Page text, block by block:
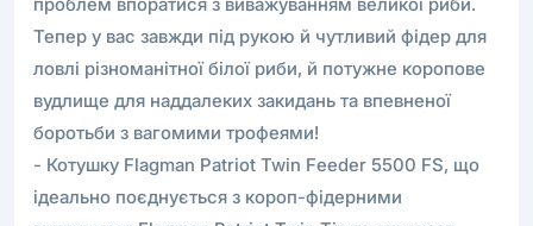
Тепер у вас завжди під рукою й чутливий фідер для
ловлі різноманітної білої риби, й потужне коропове
вудлище для наддалеких закидань та впевненої
боротьби з вагомими трофеями!
- Котушку Flagman Patriot Twin Feeder 5500 FS, що
ідеально поєднується з короп-фідерними